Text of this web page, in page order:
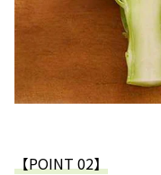
【POINT 02】